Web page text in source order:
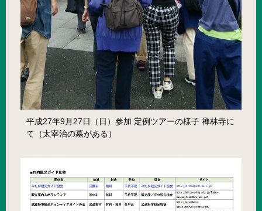
平成27年9月27日（日）参加 定例ツアーの様子 禅林寺に
て（太宰治の墓がある）